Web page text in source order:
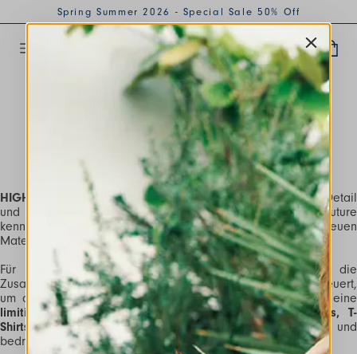
Spring Summer 2026 - Special Sale 50% Off
SPORT SMART
LIMITED EDITION
HIGH x OGAT
HIGH
fertigt jedes Kleidungsstück mit derselben Liebe zum Detail
und dem Fokus auf Individualität, wie man sie aus der Couture
kennt – begleitet von einer ständigen Suche nach neuen
Materialien und Technologien.
Für die
Frühjahr/Sommer-Saison 2025hatHIGHdie
Zusammenarbeit mitOGAT (One Garment at A Time) erneuert,
um die zweite Ausgabe vonSPORT SMARTzu kreieren – eine
limitierte
Capsule Collectionbestehend aus
Sweatshirts, T-
Shirts und Jogginghosen, die jeweils einzeln gefertigt und
bedruckt werden.